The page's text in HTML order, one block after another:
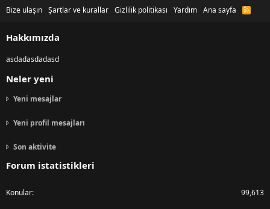
Bize ulaşın Şartlar ve kurallar Gizlilik politikası Yardım Ana sayfa
R
S
Hakkımızda
asdadasdadasd
Neler yeni
Yeni mesajlar
Yeni profil mesajları
Son aktivite
Forum istatistikleri
Konular 99,613